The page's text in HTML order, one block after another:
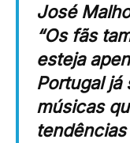
José
“Os fãs
esteja
Portugal já
músicas